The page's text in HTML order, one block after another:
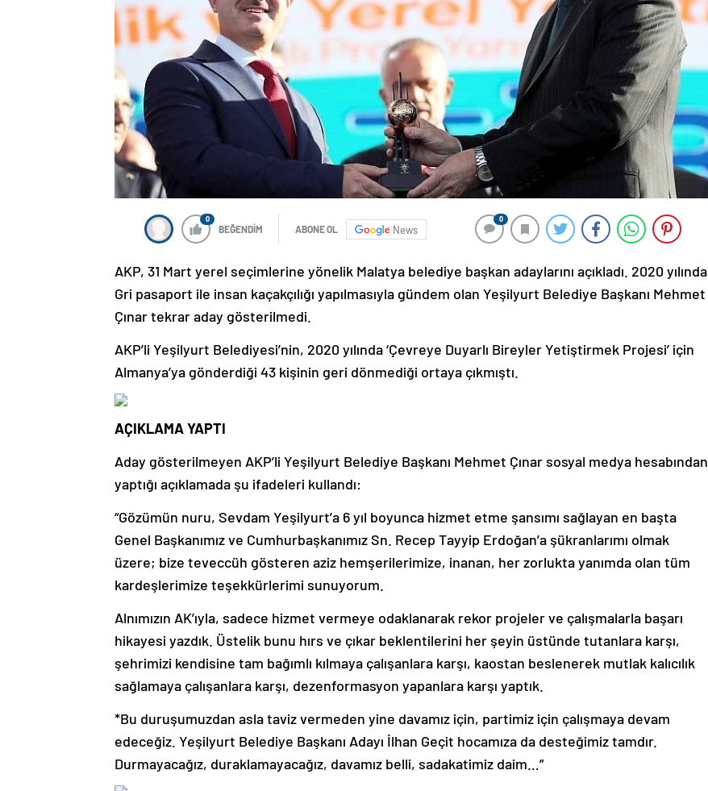
0
BEĞENDİM ABONE OL News
0
AKP, 31 Mart yerel seçimlerine yönelik Malatya belediye başkan adaylarını açıkladı. 2020 yılında
Gri pasaport ile insan kaçakçılığı yapılmasıyla gündem olan Yeşilyurt Belediye Başkanı Mehmet
Çınar tekrar aday gösterilmedi.
AKP’li Yeşilyurt Belediyesi’nin, 2020 yılında ‘Çevreye Duyarlı Bireyler Yetiştirmek Projesi’ için
Almanya’ya gönderdiği 43 kişinin geri dönmediği ortaya çıkmıştı.
AÇIKLAMA YAPTI
Aday gösterilmeyen AKP’li Yeşilyurt Belediye Başkanı Mehmet Çınar sosyal medya hesabından
yaptığı açıklamada şu ifadeleri kullandı:
“Gözümün nuru, Sevdam Yeşilyurt’a 6 yıl boyunca hizmet etme şansımı sağlayan en başta
Genel Başkanımız ve Cumhurbaşkanımız Sn. Recep Tayyip Erdoğan’a şükranlarımı olmak
üzere; bize teveccüh gösteren aziz hemşerilerimize, inanan, her zorlukta yanımda olan tüm
kardeşlerimize teşekkürlerimi sunuyorum.
Alnımızın AK’ıyla, sadece hizmet vermeye odaklanarak rekor projeler ve çalışmalarla başarı
hikayesi yazdık. Üstelik bunu hırs ve çıkar beklentilerini her şeyin üstünde tutanlara karşı,
şehrimizi kendisine tam bağımlı kılmaya çalışanlara karşı, kaostan beslenerek mutlak kalıcılık
sağlamaya çalışanlara karşı, dezenformasyon yapanlara karşı yaptık.
*Bu duruşumuzdan asla taviz vermeden yine davamız için, partimiz için çalışmaya devam
edeceğiz. Yeşilyurt Belediye Başkanı Adayı İlhan Geçit hocamıza da desteğimiz tamdır.
Durmayacağız, duraklamayacağız, davamız belli, sadakatimiz daim…”